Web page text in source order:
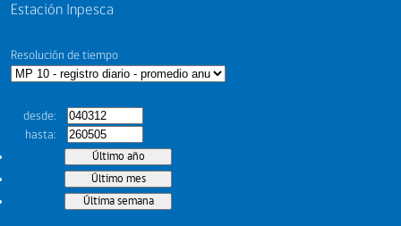
Estación Inpesca
Resolución de tiempo
desde
hasta